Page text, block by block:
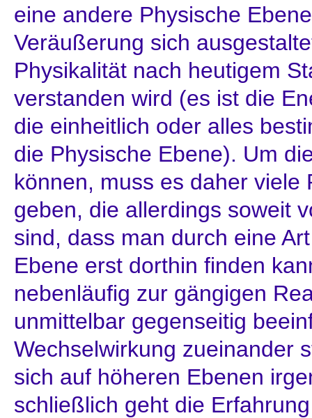
eine andere Physische
Veräußerung sich
Physikalität nach heutigem
verstanden wird (es ist die
die einheitlich oder alles
die Physische Ebene). Um
können, muss es daher viele
geben, die allerdings soweit
sind, dass man durch eine
Ebene erst dorthin finden
nebenläufig zur gängigen
unmittelbar gegenseitig
Wechselwirkung zueinander
sich auf höheren Ebenen
schließlich geht die